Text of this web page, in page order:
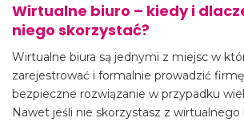
Wirtualne biuro – kiedy i
niego skorzystać?
Wirtualne biura są jednymi z miejsc w
zarejestrować i formalnie prowadzić
bezpieczne rozwiązanie w przypadku
Nawet jeśli nie skorzystasz z wirtualnego